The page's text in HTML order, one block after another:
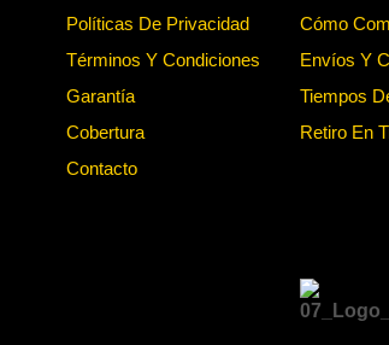
Políticas De Privacidad
Términos Y Condiciones
Garantía
Cobertura
Contacto
Cómo
Envíos Y
Tiempos
Retiro En